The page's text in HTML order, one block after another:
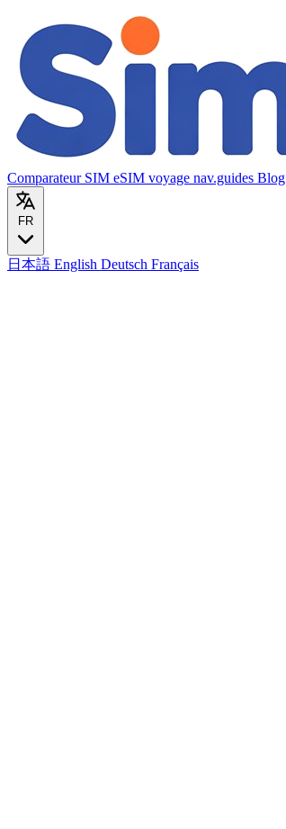
Comparateur SIM eSIM voyage nav.guides Blog
FR
日本語 English Deutsch Français